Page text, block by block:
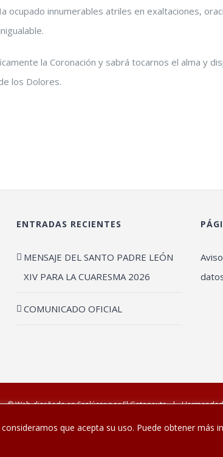
que acepta su uso. Puede obtener más
ocupado innumerables atriles en exaltaciones,
la Coronación y sabrá tocarnos el alma y
los Dolores.
ENTRADAS RECIENTES
MENSAJE DEL SANTO PADRE LEÓN
XIV PARA LA CUARESMA 2026
COMUNICADO OFICIAL
© Web diseñada en Sanlúcar porEl Gatonauta| Hermandad